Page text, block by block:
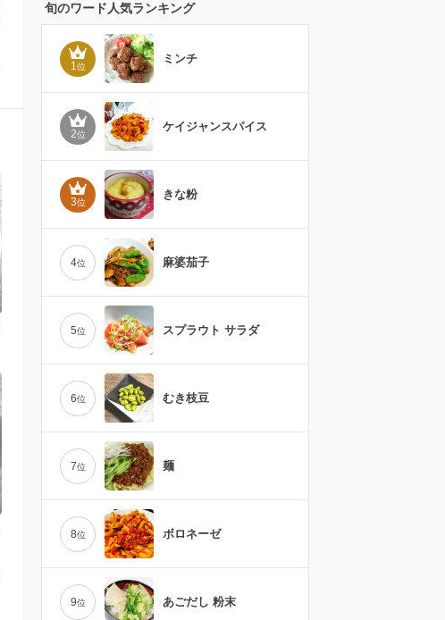
旬のワード人気ランキング
1位
ミンチ
2位
ケイジャンスパイス
3位
きな粉
4位 麻婆茄子
5位 スプラウト サラダ
6位 むき枝豆
7位 麺
8位 ボロネーゼ
9位 あごだし 粉末